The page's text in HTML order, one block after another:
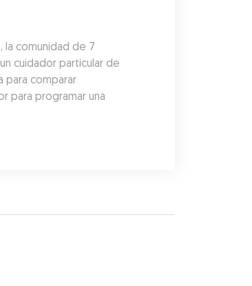
la comunidad de 7
cuidador particular de
para comparar
para programar una